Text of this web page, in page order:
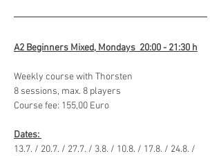
A2 Beginners Mixed, Mondays  20:00 - 21:30 h
Weekly course with Thorsten
8 sessions, max. 8 players
Course fee: 155,00 Euro
Dates:
13.7. / 20.7. / 27.7. / 3.8. / 10.8. / 17.8. / 24.8. /